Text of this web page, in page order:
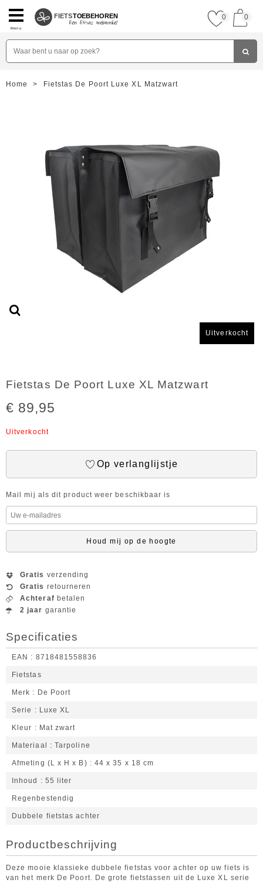
Menu
FIETSTOEBEHOREN 0 0
Home > Fietstas De Poort Luxe XL Matzwart
Uitverkocht
Fietstas De Poort Luxe XL Matzwart
€ 89,95
Uitverkocht
Op verlanglijstje
Mail mij als dit product weer beschikbaar is
Houd mij op de hoogte
Gratis verzending
Gratis retourneren
Achteraf betalen
2 jaar garantie
Specificaties
EAN 8718481558836
Fietstas
Merk De Poort
Serie Luxe XL
Kleur Mat zwart
Materiaal Tarpoline
Afmeting (L x H x B) 44 x 35 x 18 cm
Inhoud 55 liter
Regenbestendig
Dubbele fietstas achter
Productbeschrijving
Deze mooie klassieke dubbele fietstas voor achter op uw fiets is
van het merk De Poort. De grote fietstassen uit de Luxe XL serie